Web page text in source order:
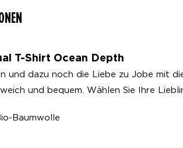
T-Shirt Ocean Depth
und dazu noch die Liebe zu Jobe mit
und bequem. Wählen Sie Ihre
Baumwolle